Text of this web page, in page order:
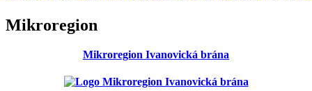
Mikroregion
Mikroregion Ivanovická brána